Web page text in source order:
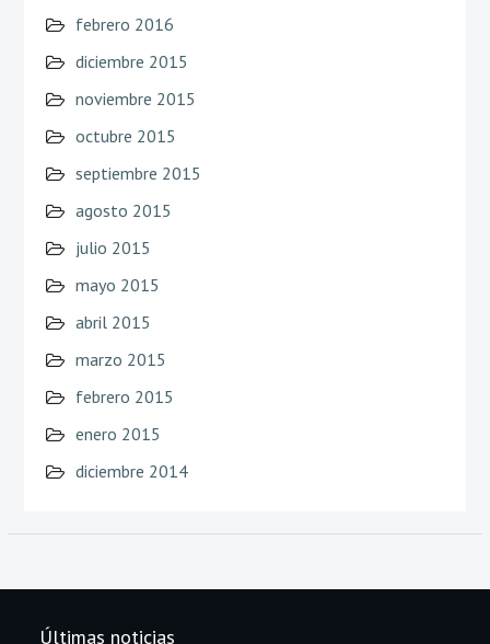
febrero 2016
diciembre 2015
noviembre 2015
octubre 2015
septiembre 2015
agosto 2015
julio 2015
mayo 2015
abril 2015
marzo 2015
febrero 2015
enero 2015
diciembre 2014
Últimas noticias